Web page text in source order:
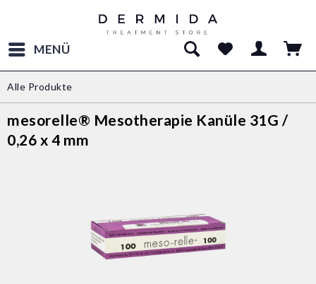
MENÜ
Alle Produkte
mesorelle® Mesotherapie Kanüle 31G /
0,26 x 4 mm